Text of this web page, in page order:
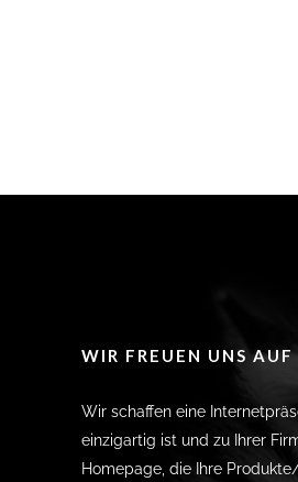
WIR FREUEN UNS AUF
Wir schaffen eine
einzigartig ist und zu Ihrer
Homepage, die Ihre